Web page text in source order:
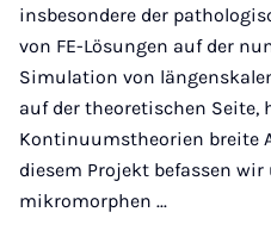
insbesondere der
von FE-Lösungen auf der
Simulation von
auf der theoretischen Seite,
Kontinuumstheorien breite
diesem Projekt befassen
mikromorphen ...